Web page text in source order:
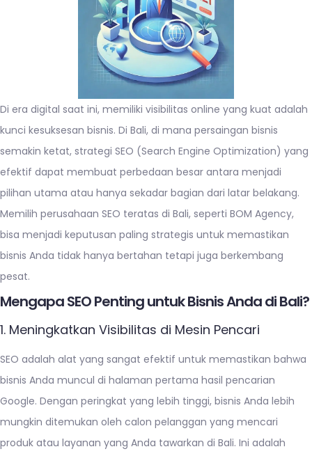
Di era digital saat ini, memiliki visibilitas online yang kuat adalah
kunci kesuksesan bisnis. Di Bali, di mana persaingan bisnis
semakin ketat, strategi SEO (Search Engine Optimization) yang
efektif dapat membuat perbedaan besar antara menjadi
pilihan utama atau hanya sekadar bagian dari latar belakang.
Memilih perusahaan SEO teratas di Bali, seperti BOM Agency,
bisa menjadi keputusan paling strategis untuk memastikan
bisnis Anda tidak hanya bertahan tetapi juga berkembang
pesat.
Mengapa SEO Penting untuk Bisnis Anda di Bali?
1. Meningkatkan Visibilitas di Mesin Pencari
SEO adalah alat yang sangat efektif untuk memastikan bahwa
bisnis Anda muncul di halaman pertama hasil pencarian
Google. Dengan peringkat yang lebih tinggi, bisnis Anda lebih
mungkin ditemukan oleh calon pelanggan yang mencari
produk atau layanan yang Anda tawarkan di Bali. Ini adalah